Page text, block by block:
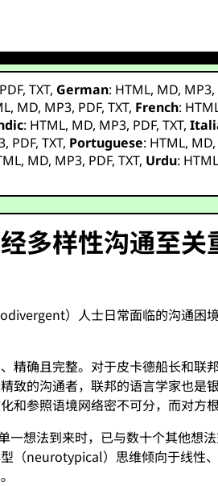
PDF,TXT, German: HTML, MD, MP3,
, MD, MP3, PDF,TXT, French:
: HTML, MD, MP3, PDF,TXT,
, PDF,TXT, Portuguese: HTML, MD,
, MD, MP3, PDF,TXT, Urdu: HTML
多样性沟通至关
）人士日常面临的沟通
精确且完整。对于皮卡德船长和联
致的沟通者，联邦的语言学家也是
参照语境网络密不可分，而对方根
想法到来时，已与数十个其他想
（neurotypical）思维倾向于线性